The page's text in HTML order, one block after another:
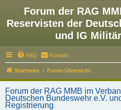
Forum der RAG
Reservisten der
und IG
FAQ Kontakt
Startseite Foren-Übersicht
Forum der RAG MMB im
Deutschen Bundeswehr e.V.
Registrierung